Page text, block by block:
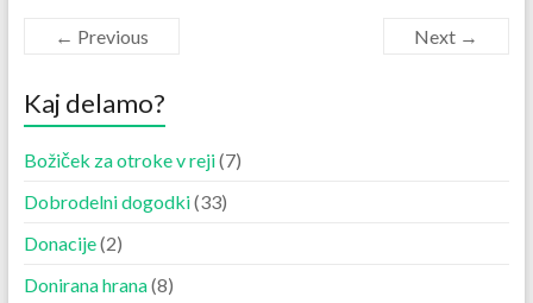
← Previous Next →
Kaj delamo?
Božiček za otroke v reji(7)
Dobrodelni dogodki(33)
Donacije(2)
Donirana hrana(8)